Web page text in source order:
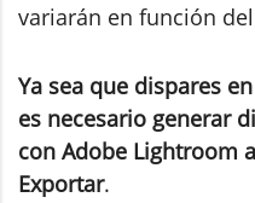
variarán en función
Ya sea que dispares
es necesario generar
con Adobe Lightroom
Exportar.